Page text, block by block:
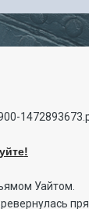
!
Уайтом.